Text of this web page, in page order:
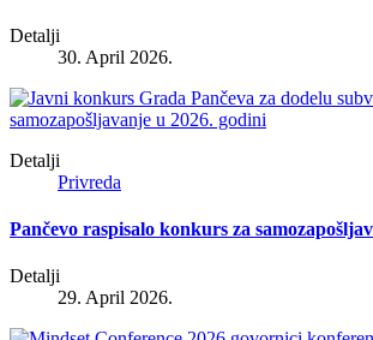
Detalji
30. April 2026.
Detalji
Privreda
Pančevo raspisalo konkurs za
Detalji
29. April 2026.